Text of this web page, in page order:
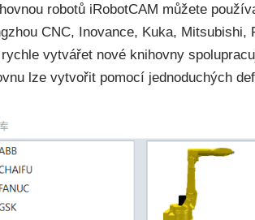
robotů iRobotCAM můžete
CNC, Inovance, Kuka,
rychle vytvářet nové knihovny
lze vytvořit pomocí jednoduchých